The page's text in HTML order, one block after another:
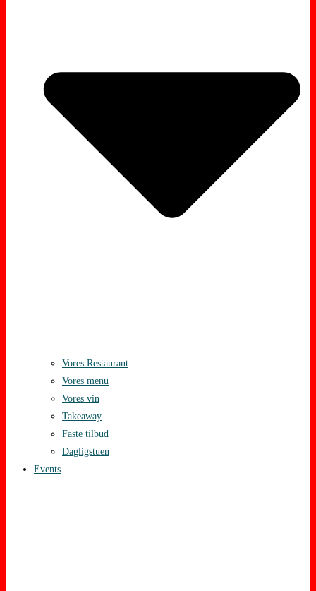
Vores Restaurant
Vores menu
Vores vin
Takeaway
Faste tilbud
Dagligstuen
Events